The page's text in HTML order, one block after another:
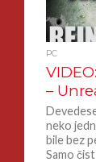
PC
–
neko
bile bez
Samo čist